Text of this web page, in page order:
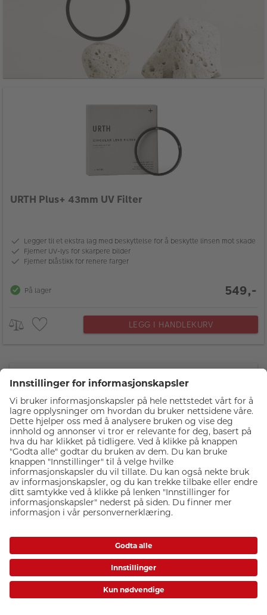
URTH Plus+ 43mm UV Filter
Legger til et ekstra lag med beskyttelse for å beskytte linsen mot skade
Fjerner UV-lys for skarpere bilder
Fjerner blåstikk for renere farger
På lager 549,-
LEGG I HANDLEKURV
URTH Plus+ 46mm UV Filter
Legger til et ekstra lag med beskyttelse for å beskytte linsen mot
Fjerner UV-lys for skarpere bilder
Fjerner blåstikk for renere farger
På lager 549,-